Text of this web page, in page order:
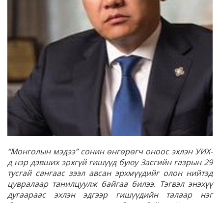
“Монголын мэдээ” сонин өнгөрөгч оноос эхлэн УИХ-
д нэр дэвших эрхгүй гишүүд буюу Засгийн газрын 29
тусгай сангаас зээл авсан эрхмүүдийг олон нийтэд
цувралаар танилцуулж байгаа билээ. Тэгвэл энэхүү
дугаараас эхлэн эдгээр гишүүдийн талаар нэг